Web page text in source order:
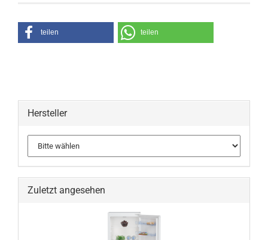
teilen teilen
Hersteller
Zuletzt angesehen